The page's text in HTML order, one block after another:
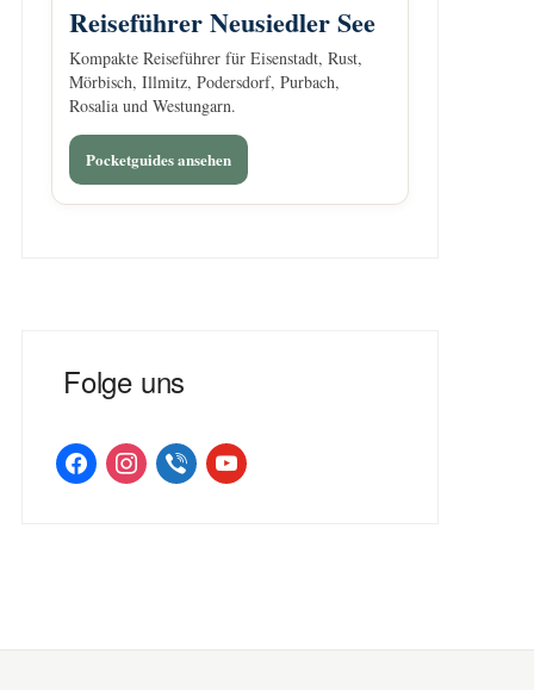
Reiseführer Neusiedler See
Kompakte Reiseführer für Eisenstadt, Rust,
Mörbisch, Illmitz, Podersdorf, Purbach,
Rosalia und Westungarn.
Pocketguides ansehen
Folge uns
facebookinstagramviber youtube